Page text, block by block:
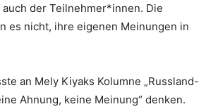
der Teilnehmer*innen. Die
es nicht, ihre eigenen Meinungen in
an Mely Kiyaks Kolumne „Russland-
Ahnung, keine Meinung“ denken.